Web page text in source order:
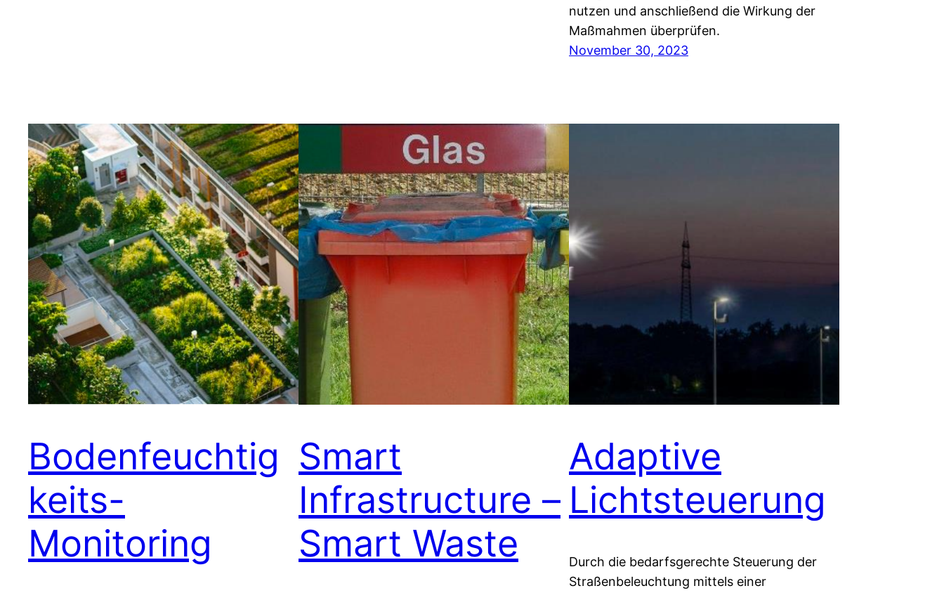
nutzen und anschließend die Wirkung der
Maßmahmen überprüfen.
November 30, 2023
Bodenfeuchtig
keits-
Monitoring
Smart
Infrastructure –
Smart Waste
Adaptive
Lichtsteuerung
Durch die bedarfsgerechte Steuerung der
Straßenbeleuchtung mittels einer